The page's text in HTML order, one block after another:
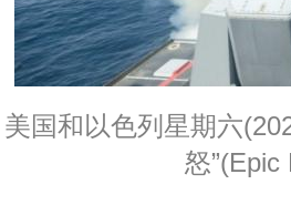
美国和以色列星期六
怒